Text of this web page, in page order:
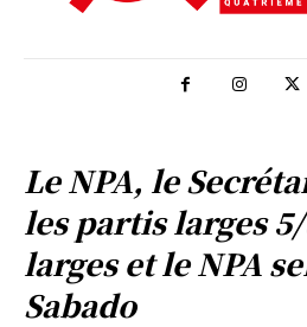
Le NPA, le
les partis larges
larges et le NPA
Sabado